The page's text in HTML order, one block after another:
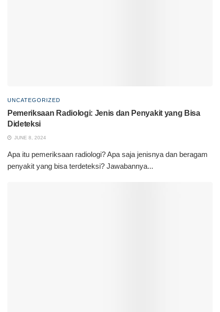
UNCATEGORIZED
Pemeriksaan Radiologi: Jenis dan Penyakit yang Bisa
Dideteksi
JUNE 8, 2024
Apa itu pemeriksaan radiologi? Apa saja jenisnya dan beragam
penyakit yang bisa terdeteksi? Jawabannya...